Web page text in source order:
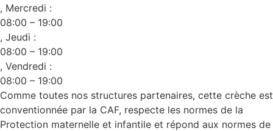
, Mercredi :
08:00 – 19:00
, Jeudi :
08:00 – 19:00
, Vendredi :
08:00 – 19:00
Comme toutes nos structures partenaires, cette crèche est
conventionnée par la CAF, respecte les normes de la
Protection maternelle et infantile et répond aux normes de